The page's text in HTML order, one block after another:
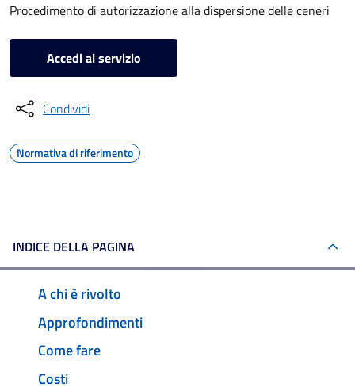
Procedimento di autorizzazione alla dispersione delle ceneri
Accedi al servizio
Condividi
Normativa di riferimento
INDICE DELLA PAGINA
A chi è rivolto
Approfondimenti
Come fare
Costi